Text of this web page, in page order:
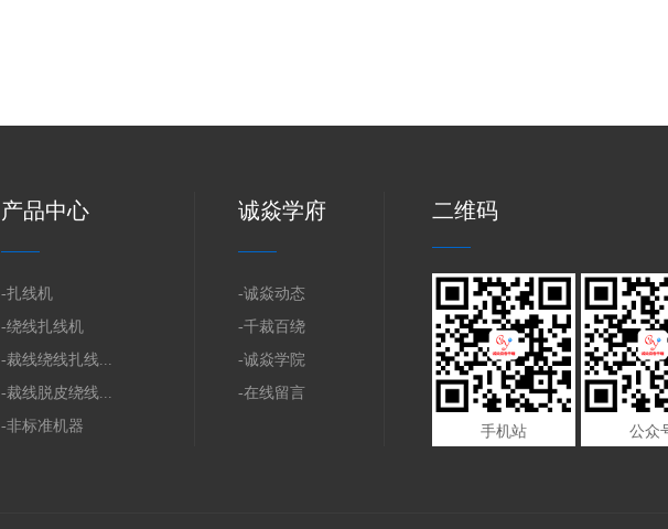
产品中心
-扎线机
-绕线扎线机
-裁线绕线扎线...
-裁线脱皮绕线...
-非标准机器
诚焱学府
-诚焱动态
-千裁百绕
-诚焱学院
-在线留言
二维码
手机站 公众